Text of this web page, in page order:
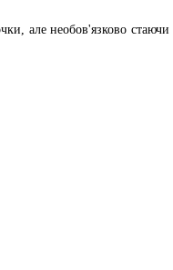
але необов'язково